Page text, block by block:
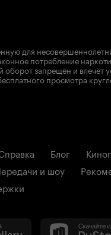
для
потребление
запрещён и влечёт
просмотра
Блог
и шоу